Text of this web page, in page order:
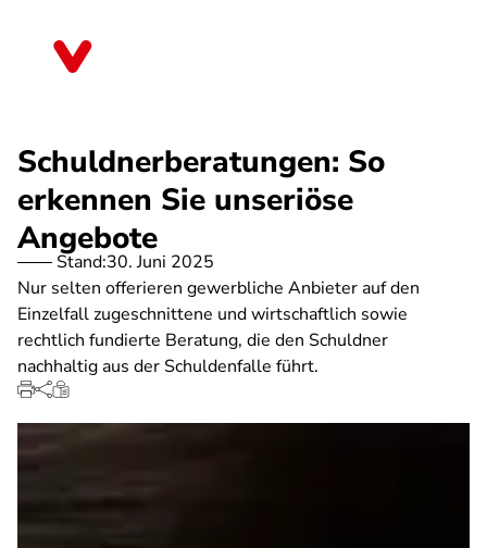
Schuldnerberatungen: So
erkennen Sie unseriöse
Angebote
Stand:30. Juni 2025
Nur selten offerieren gewerbliche Anbieter auf den
Einzelfall zugeschnittene und wirtschaftlich sowie
rechtlich fundierte Beratung, die den Schuldner
nachhaltig aus der Schuldenfalle führt.